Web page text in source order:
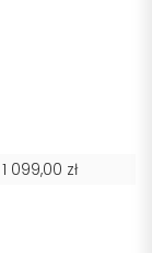
1 099,00 zł